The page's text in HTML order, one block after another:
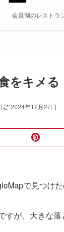
会員制のレストラ
をキメる
2024年12月27日
で見つけた
が、大きな落